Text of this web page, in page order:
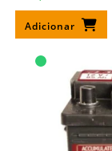
Adicionar